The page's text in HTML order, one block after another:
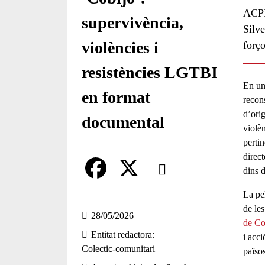
supervivència,
violències i
resistències LGTBI
en format
documental
Comparteix
a
c
Compartir en altres xarxes
28/05/2026
Entitat redactora
Colectic-comunitari
En
dins
La
de
de
i